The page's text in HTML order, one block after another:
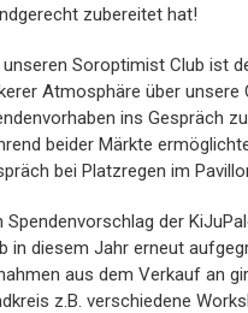
zubereitet hat!
unseren Soroptimist Club ist
Atmosphäre über unsere
ins Gespräch
beider Märkte
bei Platzregen im
Spendenvorschlag der
in diesem Jahr erneut
aus dem Verkauf an
z.B. verschiedene